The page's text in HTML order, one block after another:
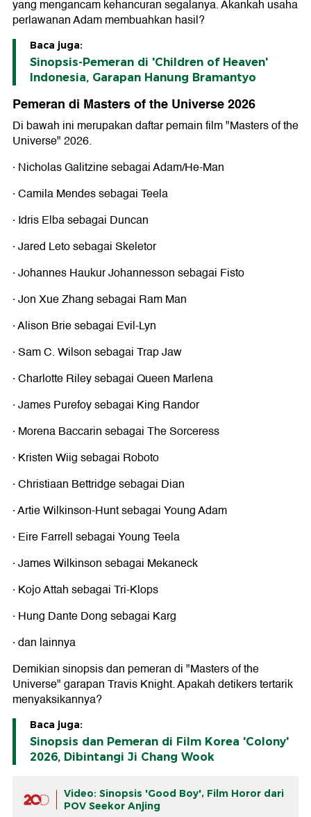
yang mengancam kehancuran segalanya. Akankah usaha
perlawanan Adam membuahkan hasil?
Baca juga:
Sinopsis-Pemeran di 'Children of Heaven'
Indonesia, Garapan Hanung Bramantyo
Pemeran di Masters of the Universe 2026
Di bawah ini merupakan daftar pemain film "Masters of the
Universe" 2026.
· Nicholas Galitzine sebagai Adam/He-Man
· Camila Mendes sebagai Teela
· Idris Elba sebagai Duncan
· Jared Leto sebagai Skeletor
· Johannes Haukur Johannesson sebagai Fisto
· Jon Xue Zhang sebagai Ram Man
· Alison Brie sebagai Evil-Lyn
· Sam C. Wilson sebagai Trap Jaw
· Charlotte Riley sebagai Queen Marlena
· James Purefoy sebagai King Randor
· Morena Baccarin sebagai The Sorceress
· Kristen Wiig sebagai Roboto
· Christiaan Bettridge sebagai Dian
· Artie Wilkinson-Hunt sebagai Young Adam
· Eire Farrell sebagai Young Teela
· James Wilkinson sebagai Mekaneck
· Kojo Attah sebagai Tri-Klops
· Hung Dante Dong sebagai Karg
· dan lainnya
Demikian sinopsis dan pemeran di "Masters of the
Universe" garapan Travis Knight. Apakah detikers tertarik
menyaksikannya?
Baca juga:
Sinopsis dan Pemeran di Film Korea 'Colony'
2026, Dibintangi Ji Chang Wook
Video: Sinopsis 'Good Boy', Film Horor dari
POV Seekor Anjing